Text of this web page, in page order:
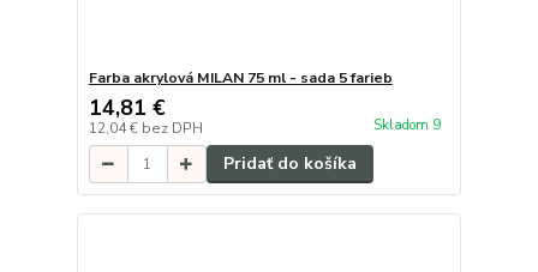
Farba akrylová MILAN 75 ml - sada 5 farieb
14,81 €
12,04 € bez DPH Skladom 9
Pridať do košíka